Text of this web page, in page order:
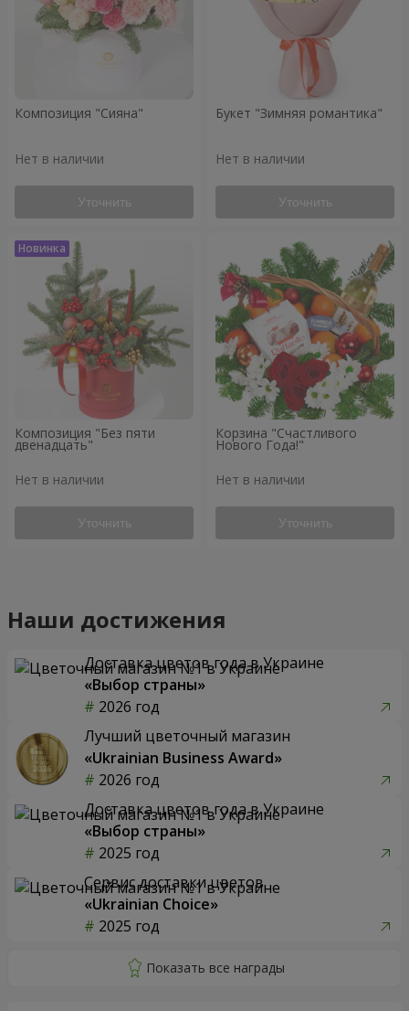
Композиция "Сияна"
Нет в наличии
Уточнить
Букет "Зимняя романтика"
Нет в наличии
Уточнить
Композиция "Без пяти
двенадцать"
Нет в наличии
Уточнить
Корзина "Счастливого
Нового Года!"
Нет в наличии
Уточнить
Наши достижения
Доставка цветов года в Украине
«Выбор страны»
2026 год
Лучший цветочный магазин
«Ukrainian Business Award»
2026 год
Доставка цветов года в Украине
«Выбор страны»
2025 год
Сервис доставки цветов
«Ukrainian Choice»
2025 год